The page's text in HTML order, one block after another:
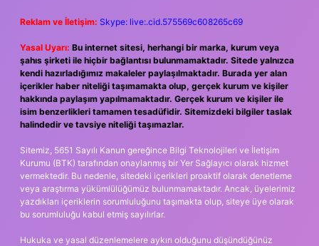
Reklam ve İletişim: Skype: live:.cid.575569c608265c69
Yasal Uyarı: Bu internet sitesi, herhangi bir marka, kurum veya
şahıs şirketi ile hiçbir bağlantısı bulunmamaktadır. Sitede yalnızca
kendi hazırladığımız makaleler paylaşılmaktadır. Burada yer alan
içerikler haber niteliği taşımamakta olup, gerçek kurum ve kişiler
hakkında paylaşım yapılmamaktadır. Gerçek kurum ve kişiler ile
isim benzerlikleri tamamen tesadüfidir. Sitemizdeki bilgiler taslak
halindedir ve tavsiye niteliği taşımazlar.
Sitemiz, 5651 Sayılı Kanun gereğince Bilgi Teknolojileri ve İletişim
Kurumu (BTK) tarafından onaylanmış bir Yer Sağlayıcı olarak hizmet
vermektedir. Bu nedenle, sitedeki içerikleri proaktif olarak denetleme
veya araştırma yükümlülüğümüz bulunmamaktadır. Ancak, üyelerimiz
yazdıkları içeriklerin sorumluluğunu taşımakta olup, siteye üye olarak
bu sorumluluğu kabul etmiş sayılırlar.
Hukuka ve yasal düzenlemelere aykırı olduğunu düşündüğünüz